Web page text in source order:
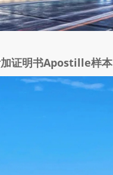
证明书Apostille样本